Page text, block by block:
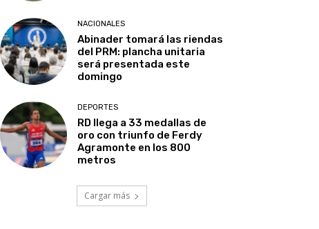
NACIONALES
Abinader tomará las riendas
del PRM: plancha unitaria
será presentada este
domingo
DEPORTES
RD llega a 33 medallas de
oro con triunfo de Ferdy
Agramonte en los 800
metros
Cargar más